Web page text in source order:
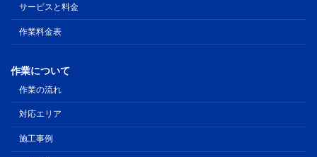
サービスと料金
作業料金表
作業について
作業の流れ
対応エリア
施工事例